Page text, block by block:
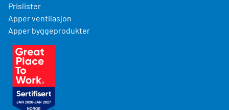
Prislister
Apper ventilasjon
Apper byggeprodukter